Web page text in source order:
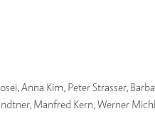
Anna Kim, Peter Strasser,
Manfred Kern, Werner